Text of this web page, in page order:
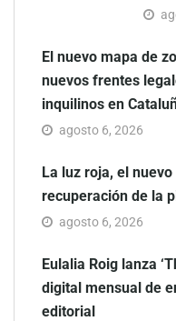
El nuevo mapa de
nuevos frentes
inquilinos en
agosto 6, 2026
La luz roja, el
recuperación de la
agosto 6, 2026
Eulalia Roig lanza
digital mensual de
editorial